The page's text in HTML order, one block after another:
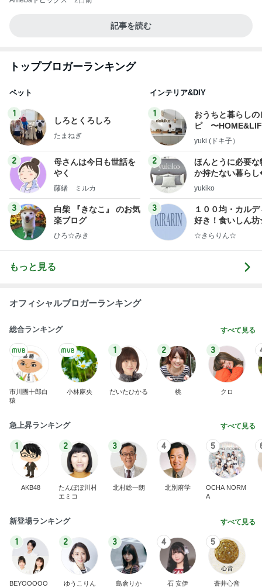
記事を読む
トップブロガーランキング
ペット
1
しろとくろしろ
たまねぎ
2
母さんは今日も世話を
やく
藤緒 ミルカ
3
白柴 『きなこ』 のお気
楽ブログ
ひろ☆みき
インテリア&DIY
1
おうちと暮らしの
ピ 〜
yuki (ドキ子）
2
ほんとうに必要な
か持たない暮ら
ep Life Simple◆
yukiko
3
１００均・カルデ
好き！食いしん
らりん☆のブログ
☆きらりん☆
もっと見る
オフィシャルブロガーランキング
総合ランキング すべて見る
市川團十郎白
猿
小林麻央
1
だいたひかる
2
桃
3
クロ
急上昇ランキング すべて見る
1
AKB48
2
たんぽぽ川村
エミコ
3
北村総一朗
4
北別府学
5
OCHA NORM
A
新登場ランキング すべて見る
1
BEYOOOOO
2
ゆうこりん
3
島倉りか
4
石 安伊
5
蒼井心音